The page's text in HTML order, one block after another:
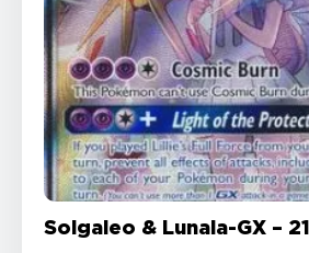
Solgaleo & Lunala-GX –